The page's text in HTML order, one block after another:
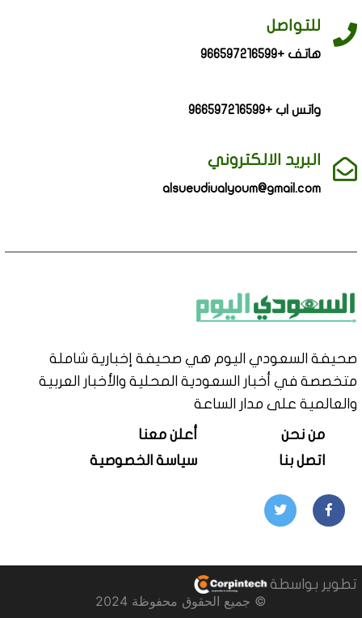
للتواصل
هاتف +966597216599
واتس اب +966597216599
البريد الالكتروني
alsueudiualyoum@gmail.com
صحيفة السعودي اليوم هي صحيفة إخبارية شاملة
متخصصة في أخبار السعودية المحلية والأخبار العربية
والعالمية على مدار الساعة
من نحن
أعلن معنا
اتصل بنا
سياسة الخصوصية
تطوير بواسطة
© جميع الحقوق محفوظة 2024